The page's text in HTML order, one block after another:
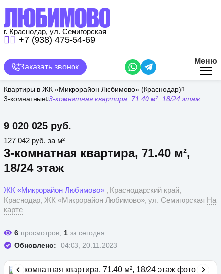
основному
содержанию
г. Краснодар, ул. Семигорская
+7 (938) 475-54-69
Заказать звонок
Меню
Квартиры в ЖК «Микрорайон Любимово» (Краснодар)
3-комнатные 3-комнатная квартира, 71.40 м², 18/24 этаж
3-комнатная квартира, 71.40 м²,
18/24 этаж
9 020 025 руб.
ЖК «Микрорайон Любимово» , Краснодарский край,
Краснодар, ЖК «Микрорайон Любимово», ул. Семигорская На
карте
127 042 руб. за м²
6 просмотров, 1 за сегодня
Обновлено:
04:03, 20.11.2023